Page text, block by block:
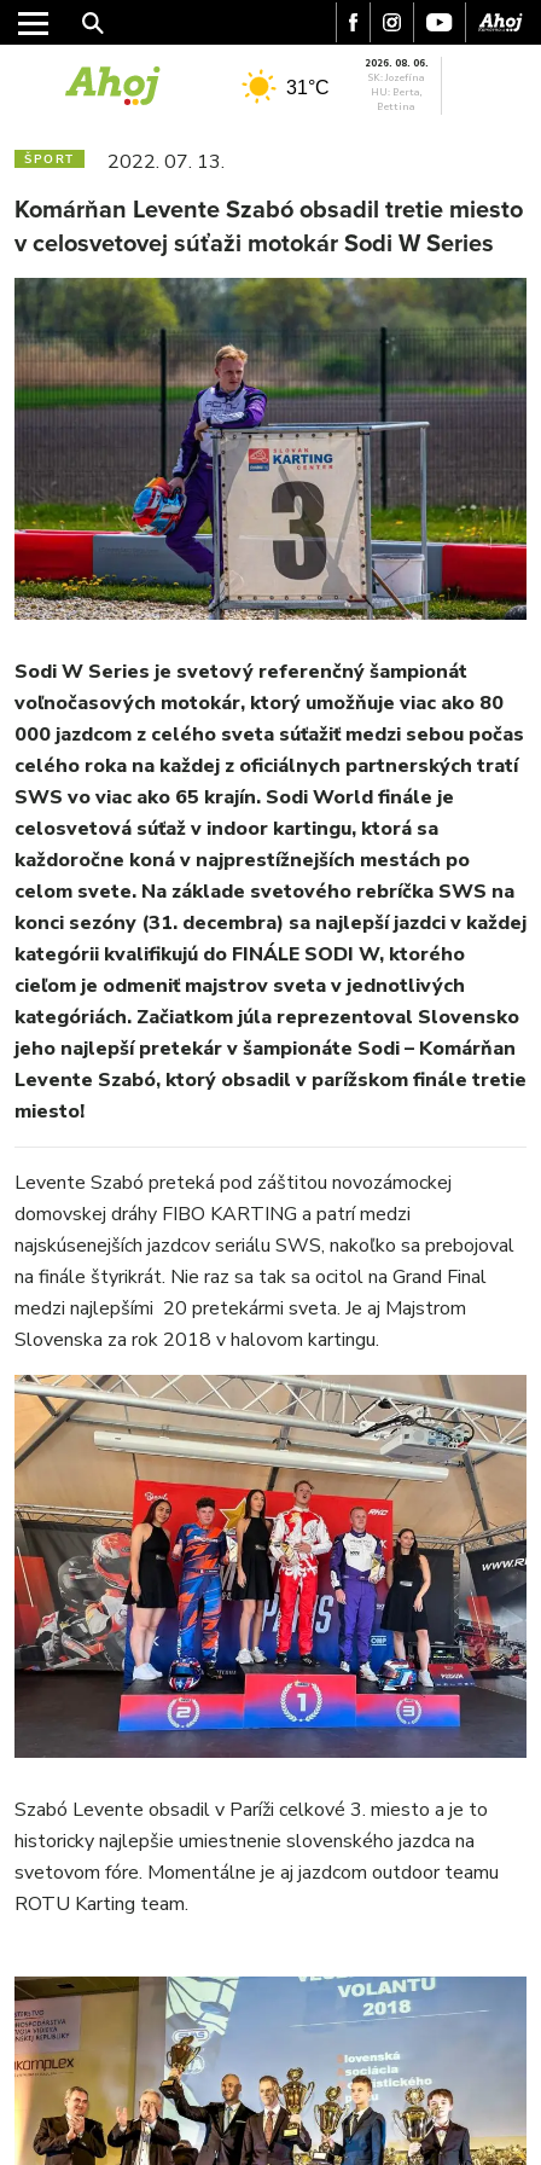
MESTO
REGIÓN
ŠPORT
FOTKY
VIDEO
MIX
31°C
2026. 08. 06.
SK: Jozefína
HU: Berta,
Bettina
ŠPORT 2022. 07. 13.
Komárňan Levente Szabó obsadil tretie miesto
v celosvetovej súťaži motokár Sodi W Series
Sodi W Series je svetový referenčný šampionát
voľnočasových motokár, ktorý umožňuje viac ako 80
000 jazdcom z celého sveta súťažiť medzi sebou počas
celého roka na každej z oficiálnych partnerských tratí
SWS vo viac ako 65 krajín. Sodi World finále je
celosvetová súťaž v indoor kartingu, ktorá sa
každoročne koná v najprestížnejších mestách po
celom svete. Na základe svetového rebríčka SWS na
konci sezóny (31. decembra) sa najlepší jazdci v každej
kategórii kvalifikujú do FINÁLE SODI W, ktorého
cieľom je odmeniť majstrov sveta v jednotlivých
kategóriách. Začiatkom júla reprezentoval Slovensko
jeho najlepší pretekár v šampionáte Sodi – Komárňan
Levente Szabó, ktorý obsadil v parížskom finále tretie
miesto!
Levente Szabó preteká pod záštitou novozámockej
domovskej dráhy FIBO KARTING a patrí medzi
najskúsenejších jazdcov seriálu SWS, nakoľko sa prebojoval
na finále štyrikrát. Nie raz sa tak sa ocitol na Grand Final
medzi najlepšími 20 pretekármi sveta. Je aj Majstrom
Slovenska za rok 2018 v halovom kartingu.
Szabó Levente obsadil v Paríži celkové 3. miesto a je to
historicky najlepšie umiestnenie slovenského jazdca na
svetovom fóre. Momentálne je aj jazdcom outdoor teamu
ROTU Karting team.